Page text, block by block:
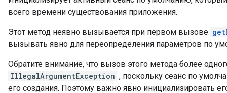
всего времени существования приложения.
Этот метод неявно вызывается при первом вызове
вызывать явно для переопределения параметров по
Обратите внимание, что вызов этого метода более
IllegalArgumentException , поскольку сеанс по
его создания. Поэтому важно явно инициализировать